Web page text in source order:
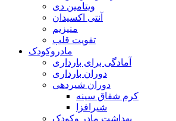
ویتامین دی
آنتی اکسیدان
منیزیم
تقویت قلب
مادروکودک
آمادگی برای بارداری
دوران بارداری
دوران شیردهی
کرم شقاق سینه
شیرافزا
بهداشت مادر وکودک